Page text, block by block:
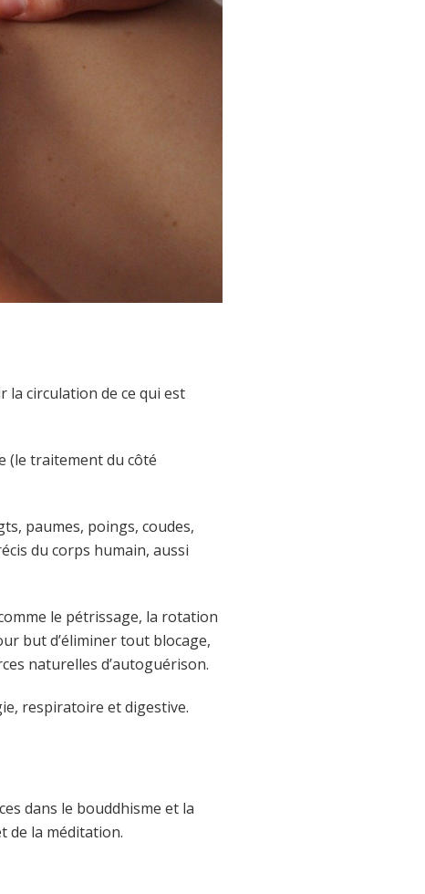
la circulation de ce qui est
(le traitement du côté
paumes, poings, coudes,
du corps humain, aussi
le pétrissage, la rotation
but d’éliminer tout blocage,
naturelles d’autoguérison.
respiratoire et digestive.
dans le bouddhisme et la
de la méditation.